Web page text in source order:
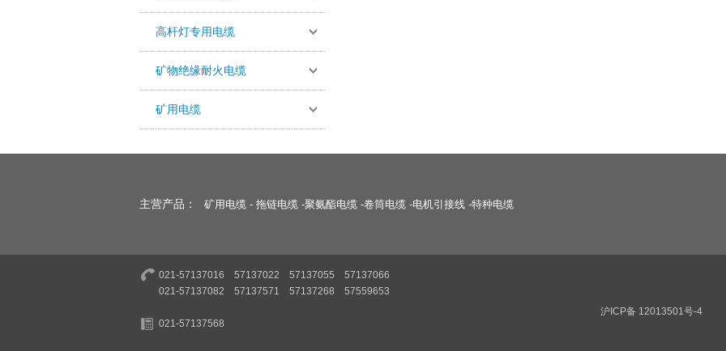
高杆灯专用电缆
矿物绝缘耐火电缆
矿用电缆
主营产品： 矿用电缆 - 拖链电缆 -聚氨酯电缆 -卷筒电缆 -电机引接线 -特种电缆
021-57137016 57137022 57137055 57137066
021-57137082 57137571 57137268 57559653
021-57137568
沪ICP备 12013501号-4